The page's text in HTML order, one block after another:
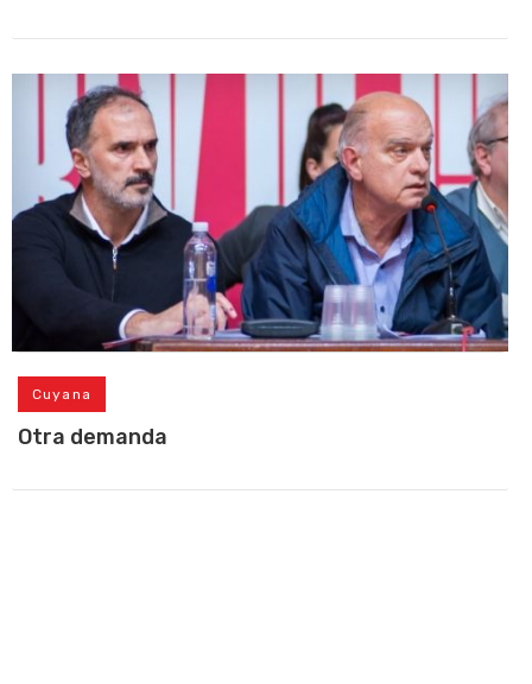
Cuyana
Otra demanda